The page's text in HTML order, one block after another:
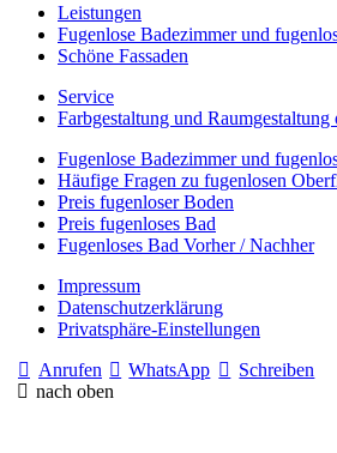
Leistungen
Fugenlose Badezimmer und
Schöne Fassaden
Service
Farbgestaltung und Raumgestaltung
Fugenlose Badezimmer und
Häufige Fragen zu fugenlosen
Preis fugenloser Boden
Preis fugenloses Bad
Fugenloses Bad Vorher / Nachher
Impressum
Datenschutzerklärung
Privatsphäre-Einstellungen
Anrufen
WhatsApp
Schreiben
nach oben